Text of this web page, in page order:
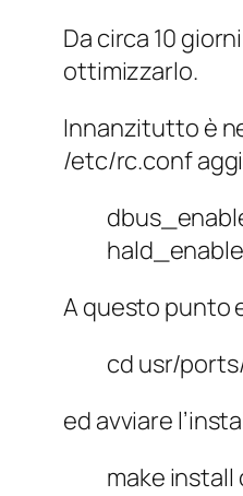
Da circa 10
ottimizzarlo.
Innanzitutto è
/etc/rc.conf
A questo punto
cd usr/
ed avviare
make install